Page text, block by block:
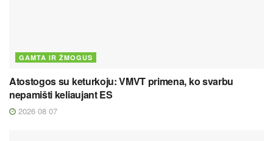
GAMTA IR ŽMOGUS
Atostogos su keturkoju: VMVT primena, ko svarbu
nepamišti keliaujant ES
2026 08 07